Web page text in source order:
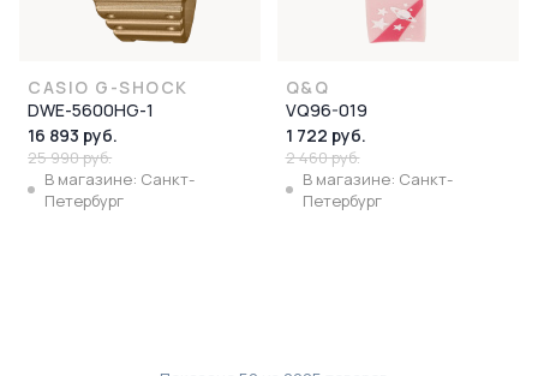
CASIO G-SHOCK
DWE-5600HG-1
16 893 руб.
25 990 руб.
В магазине: Санкт-
Петербург
Q&Q
VQ96-019
1 722 руб.
2 460 руб.
В магазине: Санкт-
Петербург